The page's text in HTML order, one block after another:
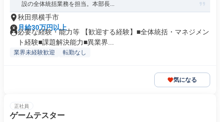
設の全体統括業務を担当。本部長...
秋田県横手市
月給30万円以上
必要な経験・能力等 【歓迎する経験】■全体統括・マネジメン
ト経験■課題解決能力■異業界...
業界未経験歓迎 転勤なし
気になる
正社員
ゲームテスター